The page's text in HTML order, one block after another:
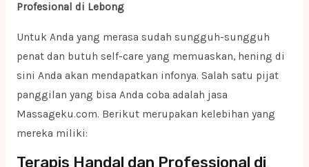
Profesional di Lebong
Untuk Anda yang merasa sudah sungguh-sungguh
penat dan butuh self-care yang memuaskan, hening di
sini Anda akan mendapatkan infonya. Salah satu pijat
panggilan yang bisa Anda coba adalah jasa
Massageku.com. Berikut merupakan kelebihan yang
mereka miliki:
Terapis Handal dan Professional di